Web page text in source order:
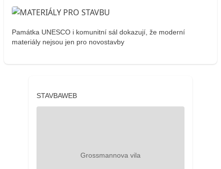
Památka UNESCO i komunitní sál dokazují, že moderní
materiály nejsou jen pro novostavby
STAVBAWEB